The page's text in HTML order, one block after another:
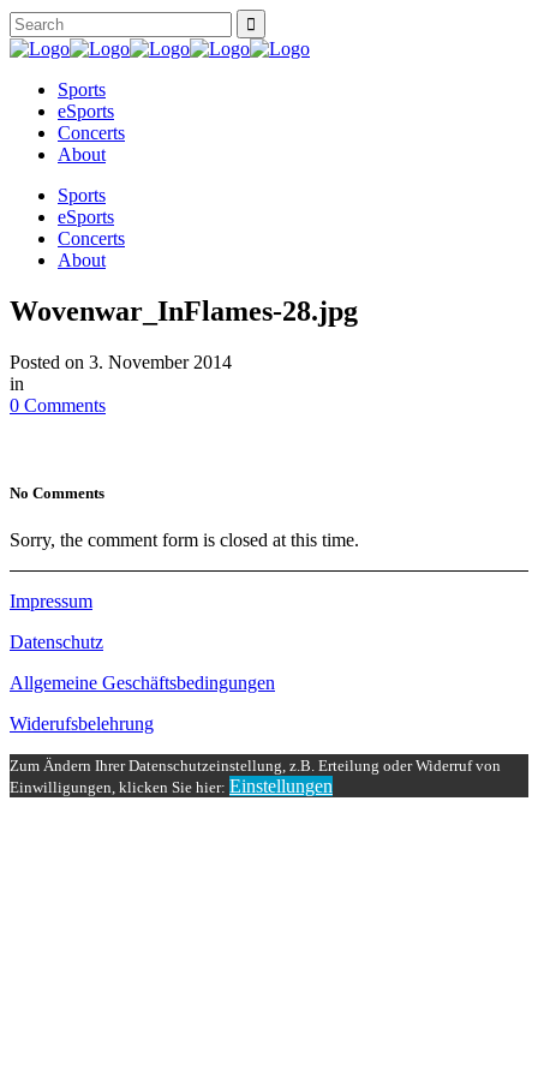
Sports
eSports
Concerts
About
Sports
eSports
Concerts
About
Wovenwar_InFlames-28.jpg
Posted on 3. November 2014
in
0 Comments
No Comments
Sorry, the comment form is closed at this time.
Impressum
Datenschutz
Allgemeine Geschäftsbedingungen
Widerufsbelehrung
Zum Ändern Ihrer Datenschutzeinstellung, z.B. Erteilung oder Widerruf von
Einwilligungen, klicken Sie hier: Einstellungen